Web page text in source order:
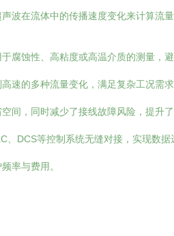
波在流体中的传播速度变化来计算流
腐蚀性、高粘度或高温介质的测量，
速的多种流量变化，满足复杂工况需求
间，同时减少了接线故障风险，提升了
DCS等控制系统无缝对接，实现数据
率与费用。